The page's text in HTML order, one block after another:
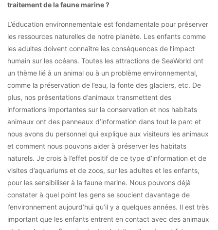
traitement de la faune marine ?
L’éducation environnementale est fondamentale pour préserver
les ressources naturelles de notre planète. Les enfants comme
les adultes doivent connaître les conséquences de l’impact
humain sur les océans. Toutes les attractions de SeaWorld ont
un thème lié à un animal ou à un problème environnemental,
comme la préservation de l’eau, la fonte des glaciers, etc. De
plus, nos présentations d’animaux transmettent des
informations importantes sur la conservation et nos habitats
animaux ont des panneaux d’information dans tout le parc et
nous avons du personnel qui explique aux visiteurs les animaux
et comment nous pouvons aider à préserver les habitats
naturels. Je crois à l’effet positif de ce type d’information et de
visites d’aquariums et de zoos, sur les adultes et les enfants,
pour les sensibiliser à la faune marine. Nous pouvons déjà
constater à quel point les gens se soucient davantage de
l’environnement aujourd’hui qu’il y a quelques années. Il est très
important que les enfants entrent en contact avec des animaux